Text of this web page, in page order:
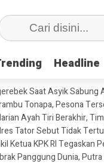
Headline
Headline
Saat Asyik Sabung
Tonapa, Pesona
Ayah Tiri Berakhir,
Tator Sebut Tidak
Ketua KPK RI Tegaskan
Panggung Dunia,